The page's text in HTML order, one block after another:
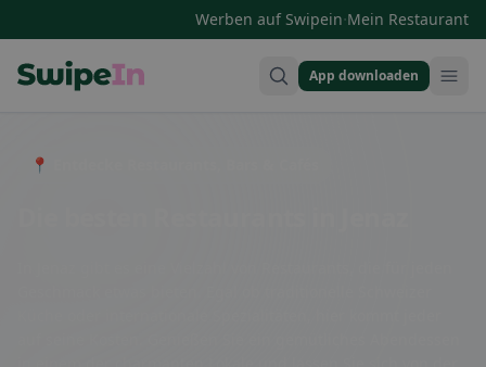
Werben auf Swipein·Mein Restaurant
App downloaden
📍 Entdecke Restaurants, Bars & Cafés